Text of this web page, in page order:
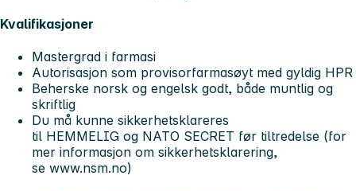
Kvalifikasjoner
Mastergrad i farmasi
Autorisasjon som provisorfarmasøyt med gyldig HPR
Beherske norsk og engelsk godt, både muntlig og
skriftlig
Du må kunne sikkerhetsklareres
til HEMMELIG og NATO SECRET før tiltredelse (for
mer informasjon om sikkerhetsklarering,
se www.nsm.no)